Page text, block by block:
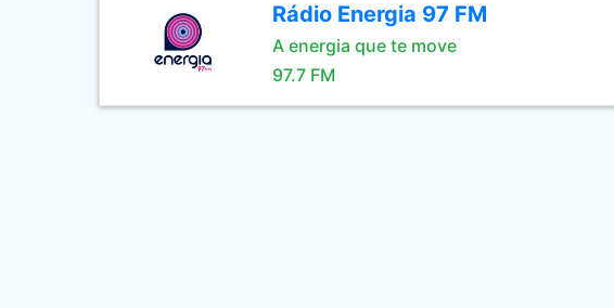
Rádio Energia 97 FM
A energia que te move
97.7 FM